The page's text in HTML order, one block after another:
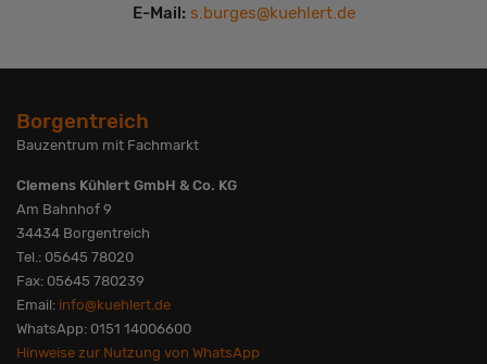
E-Mail: s.burges@kuehlert.de
Borgentreich
Bauzentrum mit Fachmarkt
Clemens Kühlert GmbH & Co. KG
Am Bahnhof 9
34434 Borgentreich
Tel.: 05645 78020
Fax: 05645 780239
Email: info@kuehlert.de
WhatsApp: 0151 14006600
Hinweise zur Nutzung von WhatsApp